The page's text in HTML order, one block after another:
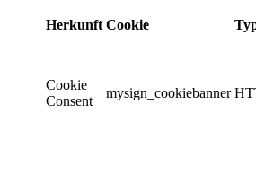
Herkunft Cookie
Cookie
Consent
mysign_cookiebanner